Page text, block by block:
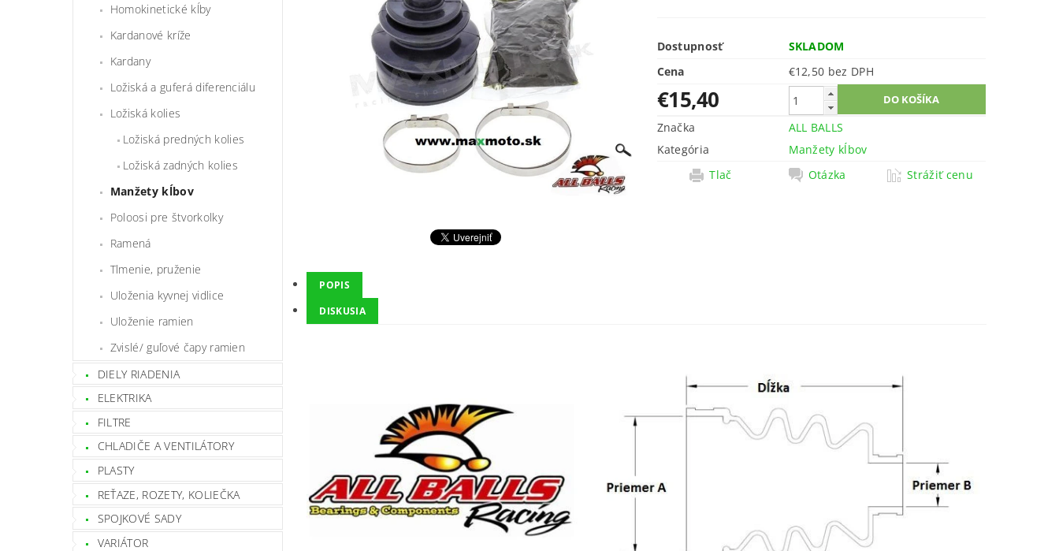
Homokinetické kĺby
Kardanové kríže
Kardany
Ložiská a guferá diferenciálu
Ložiská kolies
Ložiská predných kolies
Ložiská zadných kolies
Manžety kĺbov
Poloosi pre štvorkolky
Ramená
Tlmenie, pruženie
Uloženia kyvnej vidlice
Uloženie ramien
Zvislé/ guľové čapy ramien
DIELY RIADENIA
ELEKTRIKA
FILTRE
CHLADIČE A VENTILÁTORY
PLASTY
REŤAZE, ROZETY, KOLIEČKA
SPOJKOVÉ SADY
VARIÁTOR
Dostupnosť
SKLADOM
Cena
€12,50 bez DPH
€15,40
Značka
ALL BALLS
Kategória
Manžety kĺbov
Tlač
Otázka Strážiť cenu
POPIS
DISKUSIA